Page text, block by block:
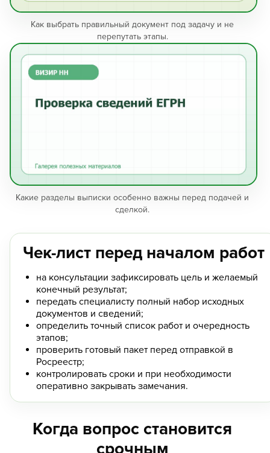
Как выбрать правильный документ под задачу и не
перепутать этапы.
Какие разделы выписки особенно важны перед подачей и
сделкой.
Чек-лист перед началом работ
на консультации зафиксировать цель и желаемый
конечный результат;
передать специалисту полный набор исходных
документов и сведений;
определить точный список работ и очередность
этапов;
проверить готовый пакет перед отправкой в
Росреестр;
контролировать сроки и при необходимости
оперативно закрывать замечания.
Когда вопрос становится
срочным